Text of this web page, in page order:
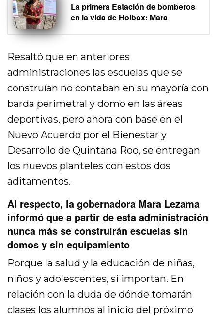
La primera Estación de bomberos
en la vida de Holbox: Mara
Resaltó que en anteriores
administraciones las escuelas que se
construían no contaban en su mayoría con
barda perimetral y domo en las áreas
deportivas, pero ahora con base en el
Nuevo Acuerdo por el Bienestar y
Desarrollo de Quintana Roo, se entregan
los nuevos planteles con estos dos
aditamentos.
Al respecto, la gobernadora Mara Lezama
informó que a partir de esta administración
nunca más se construirán escuelas sin
domos y sin equipamiento
Porque la salud y la educación de niñas,
niños y adolescentes, si importan. En
relación con la duda de dónde tomarán
clases los alumnos al inicio del próximo